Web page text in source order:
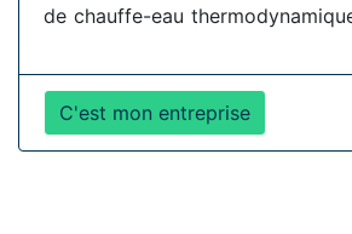
de chauffe-eau
C'est mon entreprise